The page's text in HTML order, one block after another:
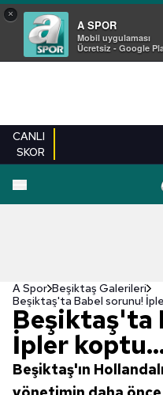
×
A SPOR
Mobil uygulaması
Ücretsiz - Google
CANLI
SKOR
EN YENILER
A Spor Beşiktaş Galerileri
Beşiktaş'ta Babel sorunu!
Beşiktaş'ta
İpler
Beşiktaş'ın